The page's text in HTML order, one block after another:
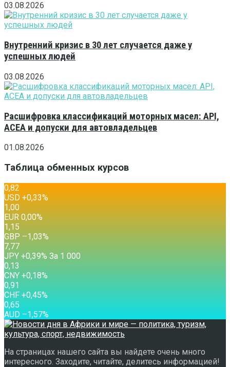
03.08.2026
Внутренний кризис в 30 лет случается даже у
успешных людей
03.08.2026
Расшифровка классификаций моторных масел: API,
ACEA и допуски для автовладельцев
01.08.2026
Таблица обменных курсов
0,82
USD +0,33%
1,00
EUR 0,00%
1,15
GBP –1,03%
7,77
JPY +0,39% За 1 000
0,13
CNY +0,18%
0,91
CHF +0,45%
0,65
AUD –1,57%
На страницах нашего сайта вы найдете очень много
интересного. Заходите, читайте, делитесь информацией!